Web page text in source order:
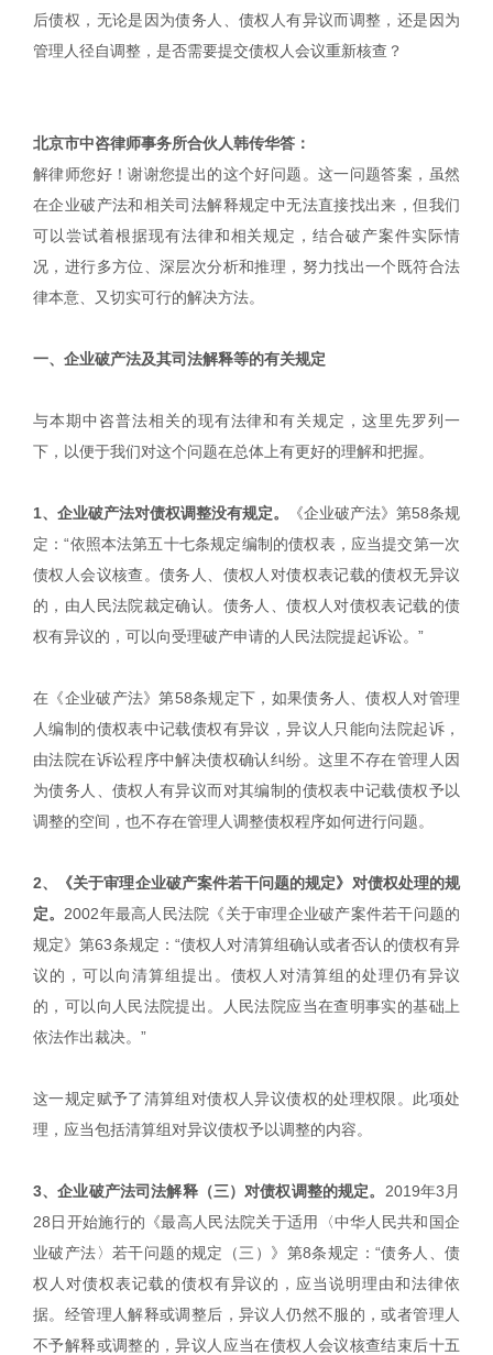
后债权，无论是因为债务人、债权人有异议而调整，还是因为
管理人径自调整，是否需要提交债权人会议重新核查？
北京市中咨律师事务所合伙人韩传华答：
解律师您好！谢谢您提出的这个好问题。这一问题答案，虽然
在企业破产法和相关司法解释规定中无法直接找出来，但我们
可以尝试着根据现有法律和相关规定，结合破产案件实际情
况，进行多方位、深层次分析和推理，努力找出一个既符合法
律本意、又切实可行的解决方法。
一、企业破产法及其司法解释等的有关规定
与本期中咨普法相关的现有法律和有关规定，这里先罗列一
下，以便于我们对这个问题在总体上有更好的理解和把握。
1、企业破产法对债权调整没有规定。
《企业破产法》第58条规
定：“依照本法第五十七条规定编制的债权表，应当提交第一次
债权人会议核查。债务人、债权人对债权表记载的债权无异议
的，由人民法院裁定确认。债务人、债权人对债权表记载的债
权有异议的，可以向受理破产申请的人民法院提起诉讼。”
在《企业破产法》第58条规定下，如果债务人、债权人对管理
人编制的债权表中记载债权有异议，异议人只能向法院起诉，
由法院在诉讼程序中解决债权确认纠纷。这里不存在管理人因
为债务人、债权人有异议而对其编制的债权表中记载债权予以
调整的空间，也不存在管理人调整债权程序如何进行问题。
2、《关于审理企业破产案件若干问题的规定》对债权处理的规
定。 2002年最高人民法院《关于审理企业破产案件若干问题的
规定》第63条规定：“债权人对清算组确认或者否认的债权有异
议的，可以向清算组提出。债权人对清算组的处理仍有异议
的，可以向人民法院提出。人民法院应当在查明事实的基础上
依法作出裁决。”
这一规定赋予了清算组对债权人异议债权的处理权限。此项处
理，应当包括清算组对异议债权予以调整的内容。
3、企业破产法司法解释（三）对债权调整的规定。 2019年3月
28日开始施行的《最高人民法院关于适用〈中华人民共和国企
业破产法〉若干问题的规定（三）》第8条规定：“债务人、债
权人对债权表记载的债权有异议的，应当说明理由和法律依
据。经管理人解释或调整后，异议人仍然不服的，或者管理人
不予解释或调整的，异议人应当在债权人会议核查结束后十五